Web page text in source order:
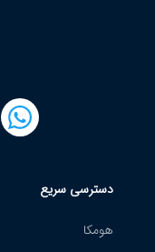
دسترسی سریع
هومکا